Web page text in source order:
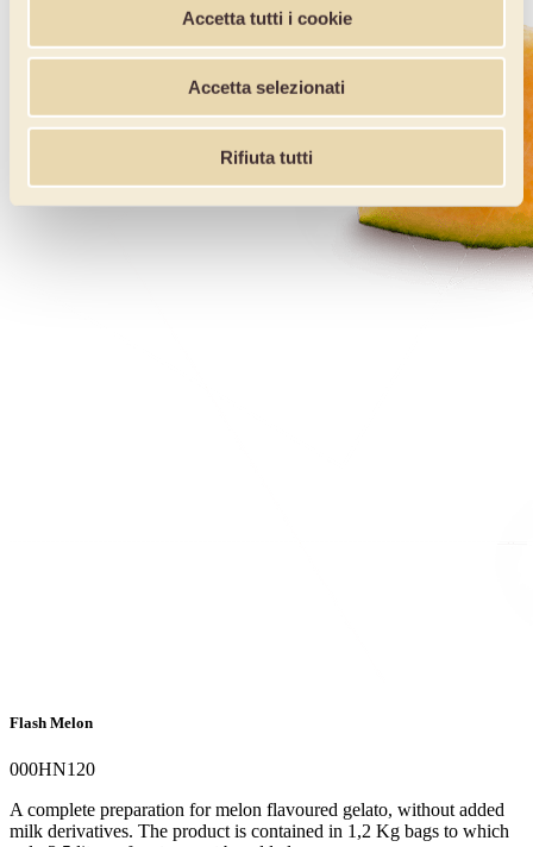
Accetta tutti i cookie
Accetta selezionati
Rifiuta tutti
Flash Melon
000HN120
A complete preparation for melon flavoured gelato, without added
milk derivatives. The product is contained in 1,2 Kg bags to which